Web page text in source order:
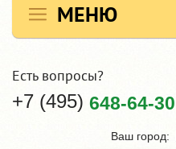
МЕНЮ
Есть вопросы?
+7 (495) 648-64-30
Ваш город: